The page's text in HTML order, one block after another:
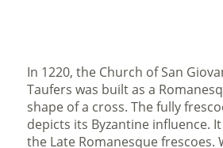
In 1220, the Church of San
Taufers was built as a
shape of a cross. The fully
depicts its Byzantine influence.
the Late Romanesque frescoes.